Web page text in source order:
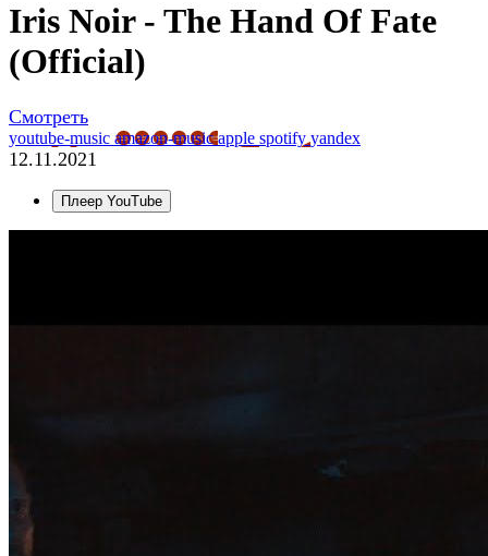
Iris Noir - The Hand Of Fate
(Official)
Смотреть
youtube-music amazon-musicapple spotifyyandex
12.11.2021
Плеер YouTube